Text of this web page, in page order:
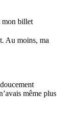
mon billet
Au moins, ma
même plus